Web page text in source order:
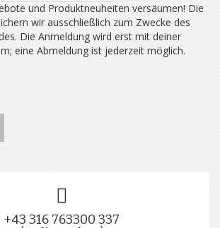
und Produktneuheiten versäumen! Die
wir ausschließlich zum Zwecke des
Die Anmeldung wird erst mit deiner
eine Abmeldung ist jederzeit möglich.
+43 316 763300 337